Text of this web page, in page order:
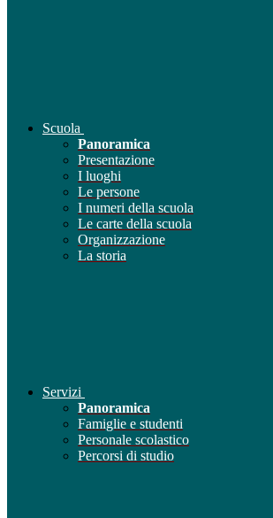
Scuola
Panoramica
Presentazione
I luoghi
Le persone
I numeri della scuola
Le carte della scuola
Organizzazione
La storia
Servizi
Panoramica
Famiglie e studenti
Personale scolastico
Percorsi di studio